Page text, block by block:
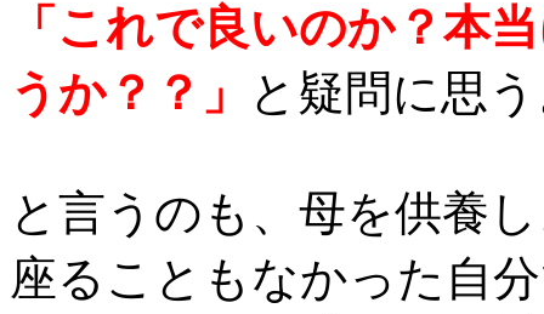
「これで良いのか？本
うか？？」
と疑問に思
と言うのも、母を供養
座ることもなかった自